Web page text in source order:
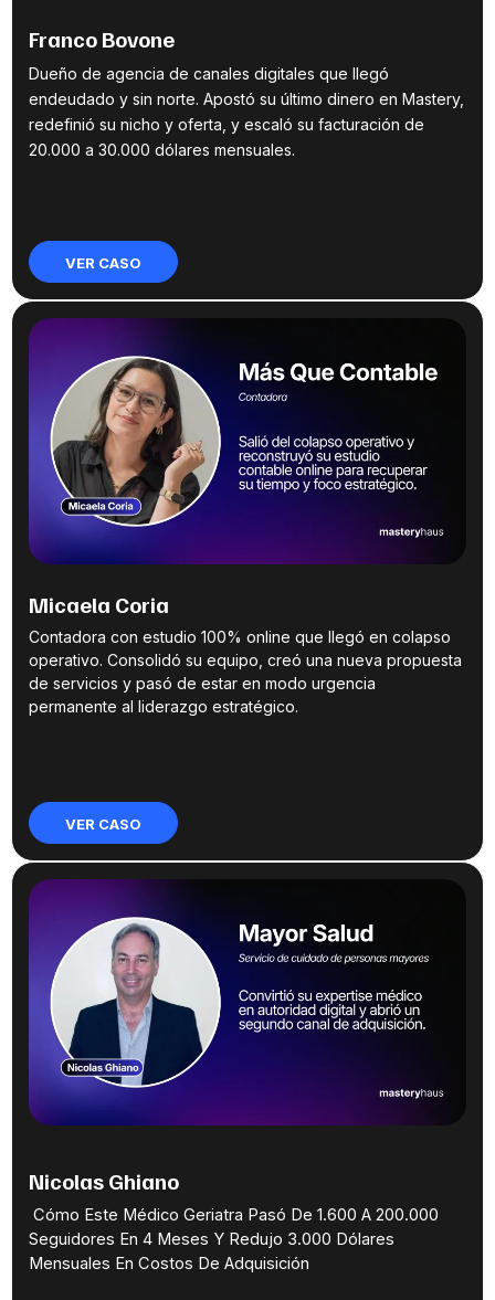
Franco Bovone
Dueño de agencia de canales digitales que llegó
endeudado y sin norte. Apostó su último dinero en Mastery,
redefinió su nicho y oferta, y escaló su facturación de
20.000 a 30.000 dólares mensuales.
VER CASO
Micaela Coria
Contadora con estudio 100% online que llegó en colapso
operativo. Consolidó su equipo, creó una nueva propuesta
de servicios y pasó de estar en modo urgencia
permanente al liderazgo estratégico.
VER CASO
Nicolas Ghiano
Cómo Este Médico Geriatra Pasó De 1.600 A 200.000
Seguidores En 4 Meses Y Redujo 3.000 Dólares
Mensuales En Costos De Adquisición